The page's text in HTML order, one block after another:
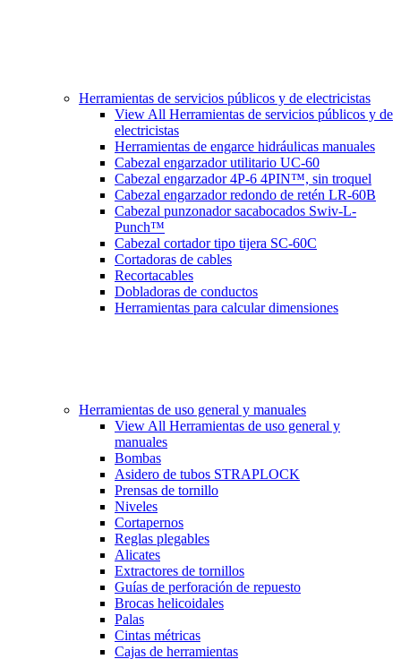
Herramientas de servicios públicos y de electricistas
View All Herramientas de servicios públicos y de
electricistas
Herramientas de engarce hidráulicas manuales
Cabezal engarzador utilitario UC-60
Cabezal engarzador 4P-6 4PIN™, sin troquel
Cabezal engarzador redondo de retén LR-60B
Cabezal punzonador sacabocados Swiv-L-
Punch™
Cabezal cortador tipo tijera SC-60C
Cortadoras de cables
Recortacables
Dobladoras de conductos
Herramientas para calcular dimensiones
Herramientas de uso general y manuales
View All Herramientas de uso general y
manuales
Bombas
Asidero de tubos STRAPLOCK
Prensas de tornillo
Niveles
Cortapernos
Reglas plegables
Alicates
Extractores de tornillos
Guías de perforación de repuesto
Brocas helicoidales
Palas
Cintas métricas
Cajas de herramientas